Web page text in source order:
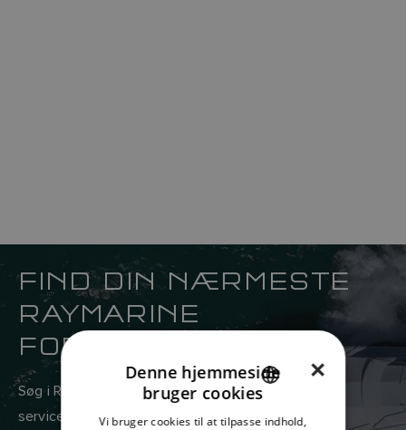
FIND DIN NÆRMESTE
RAYMARINE
FORHANDLER
Søg i Raymarines globale netværk af salgs- og
serviceforhandlere her.
ENGLISH
×
Denne hjemmeside
bruger cookies
Vi bruger cookies til at tilpasse indhold,